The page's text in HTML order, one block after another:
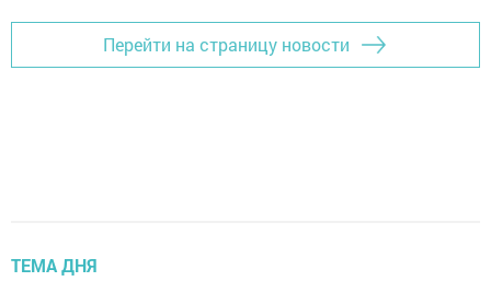
Перейти на страницу новости
ТЕМА ДНЯ